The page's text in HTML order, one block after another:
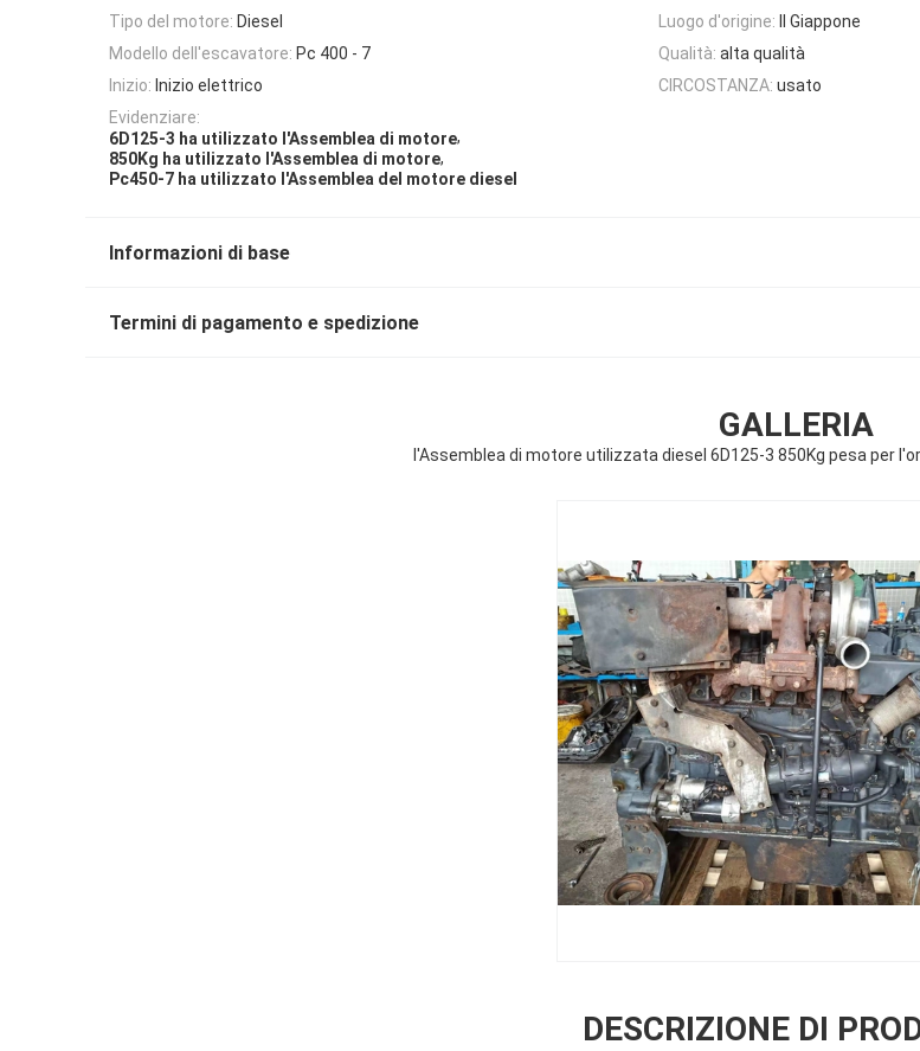
Tipo del motore: Diesel Luogo d'origine: Il Giappone
Modello dell'escavatore: Pc 400 - 7 Qualità: alta qualità
Inizio: Inizio elettrico CIRCOSTANZA: usato
Evidenziare:
6D125-3 ha utilizzato l'Assemblea di motore,
850Kg ha utilizzato l'Assemblea di motore,
Pc450-7 ha utilizzato l'Assemblea del motore diesel
Informazioni di base
Termini di pagamento e spedizione
GALLERIA
l'Assemblea di motore utilizzata diesel 6D125-3 850Kg pesa per
DESCRIZIONE DI